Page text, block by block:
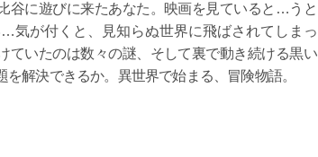
谷に遊びに来たあなた。映画を見ていると…うと
気が付くと、見知らぬ世界に飛ばされてしまっ
ていたのは数々の謎、そして裏で動き続ける黒い
を解決できるか。異世界で始まる、冒険物語。